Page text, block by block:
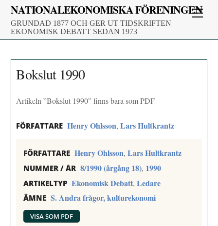
Skip
content
NATIONALEKONOMISKA FÖRENINGEN
GRUNDAD 1877 OCH GER UT TIDSKRIFTEN
EKONOMISK DEBATT SEDAN 1973
Bokslut 1990
Artikeln ”Bokslut 1990” finns bara som PDF
FÖRFATTARE Henry Ohlsson,Lars Hultkrantz
FÖRFATTARE Henry Ohlsson,Lars Hultkrantz
NUMMER / ÅR 8/1990 (årgång 18), 1990
ARTIKELTYP Ekonomisk Debatt,Ledare
ÄMNE S. Andra frågor, kulturekonomi
VISA SOM PDF